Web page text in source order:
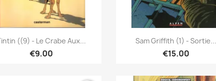
Quick view
((9) - Le Crabe Aux...
€9.00
Quick view
Sam Griffith (1) - Sortie...
€15.00